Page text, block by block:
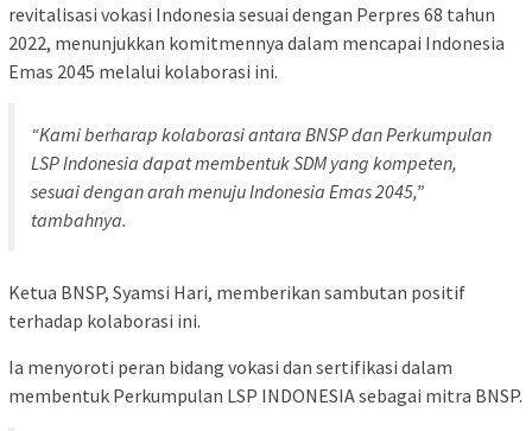
revitalisasi vokasi Indonesia sesuai dengan Perpres 68 tahun
2022, menunjukkan komitmennya dalam mencapai Indonesia
Emas 2045 melalui kolaborasi ini.
“Kami berharap kolaborasi antara BNSP dan Perkumpulan
LSP Indonesia dapat membentuk SDM yang kompeten,
sesuai dengan arah menuju Indonesia Emas 2045,”
tambahnya.
Ketua BNSP, Syamsi Hari, memberikan sambutan positif
terhadap kolaborasi ini.
Ia menyoroti peran bidang vokasi dan sertifikasi dalam
membentuk Perkumpulan LSP INDONESIA sebagai mitra BNSP.